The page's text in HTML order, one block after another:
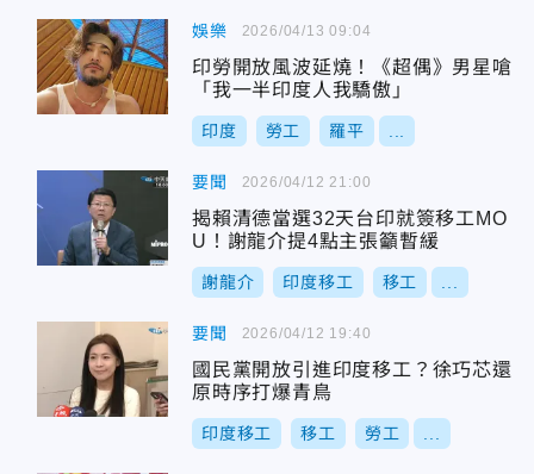
娛樂
印勞開放風波延燒！《超偶》男星嗆
「我一半印度人我驕傲」
印度 勞工 羅平
2026/04/13 09:04
要聞
揭賴清德當選32天台印就簽移工MO
U！謝龍介提4點主張籲暫緩
謝龍介 印度移工 移工
2026/04/12 21:00
要聞
國民黨開放引進印度移工？徐巧芯還
原時序打爆青鳥
印度移工 移工 勞工
2026/04/12 19:40